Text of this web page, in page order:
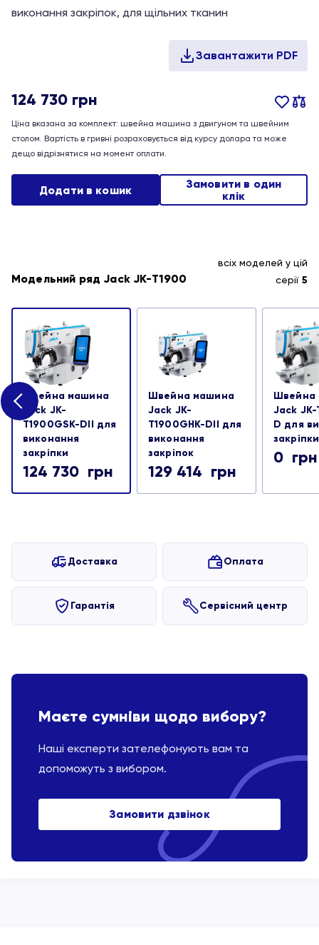
виконання закріпок, для щільних тканин
124 730 грн
Ціна вказана за комплект: швейна машина з двигуном та швейним
столом. Вартість в гривні розраховується від курсу долара та може
дещо відрізнятися на момент оплати.
Додати в кошик
Замовити в один
клік
Модельний ряд Jack JK-T1900
всіх моделей у цій
серії 5
Швейна машина
Jack JK-
T1900GSK-DII для
виконання
закріпки
124 730 грн
Швейна машина
Jack JK-
T1900GHK-DII для
виконання
закріпок
129 414 грн
Швейна
Jack JK-
D для
закріпки
0 грн
Доставка Оплата
Гарантія Сервісний центр
Маєте сумніви щодо вибору?
Наші експерти зателефонують вам та
допоможуть з вибором.
Замовити дзвінок